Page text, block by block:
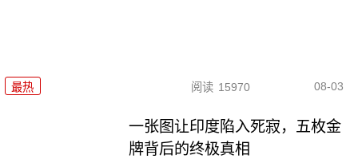
最热 阅读 15970 08-03
一张图让印度陷入死寂，五枚金
牌背后的终极真相